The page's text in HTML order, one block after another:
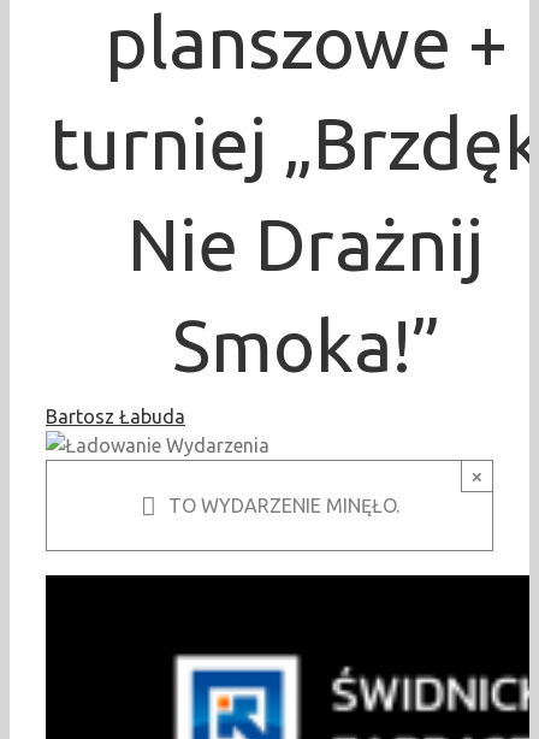
planszowe +
turniej
Nie Drażnij
Smoka!”
Bartosz Łabuda
×
TO WYDARZENIE MINĘŁO.